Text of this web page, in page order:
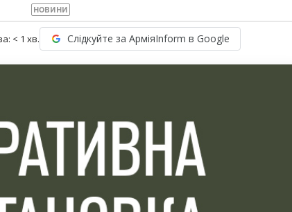
НОВИНИ
< 1 хв. Слідкуйте за АрміяInform в Google